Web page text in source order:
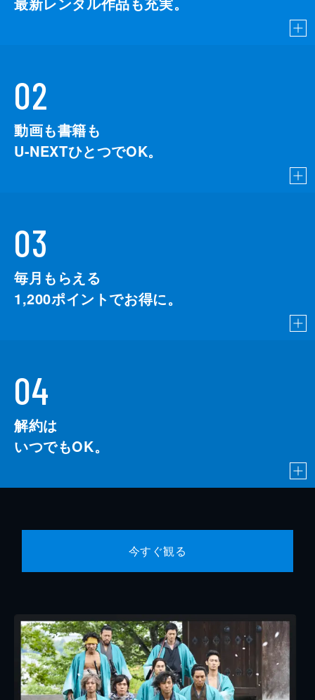
02
動画も書籍も
U-NEXTひとつでOK。
03
毎月もらえる
1,200ポイントでお得に。
04
解約は
いつでもOK。
今すぐ観る